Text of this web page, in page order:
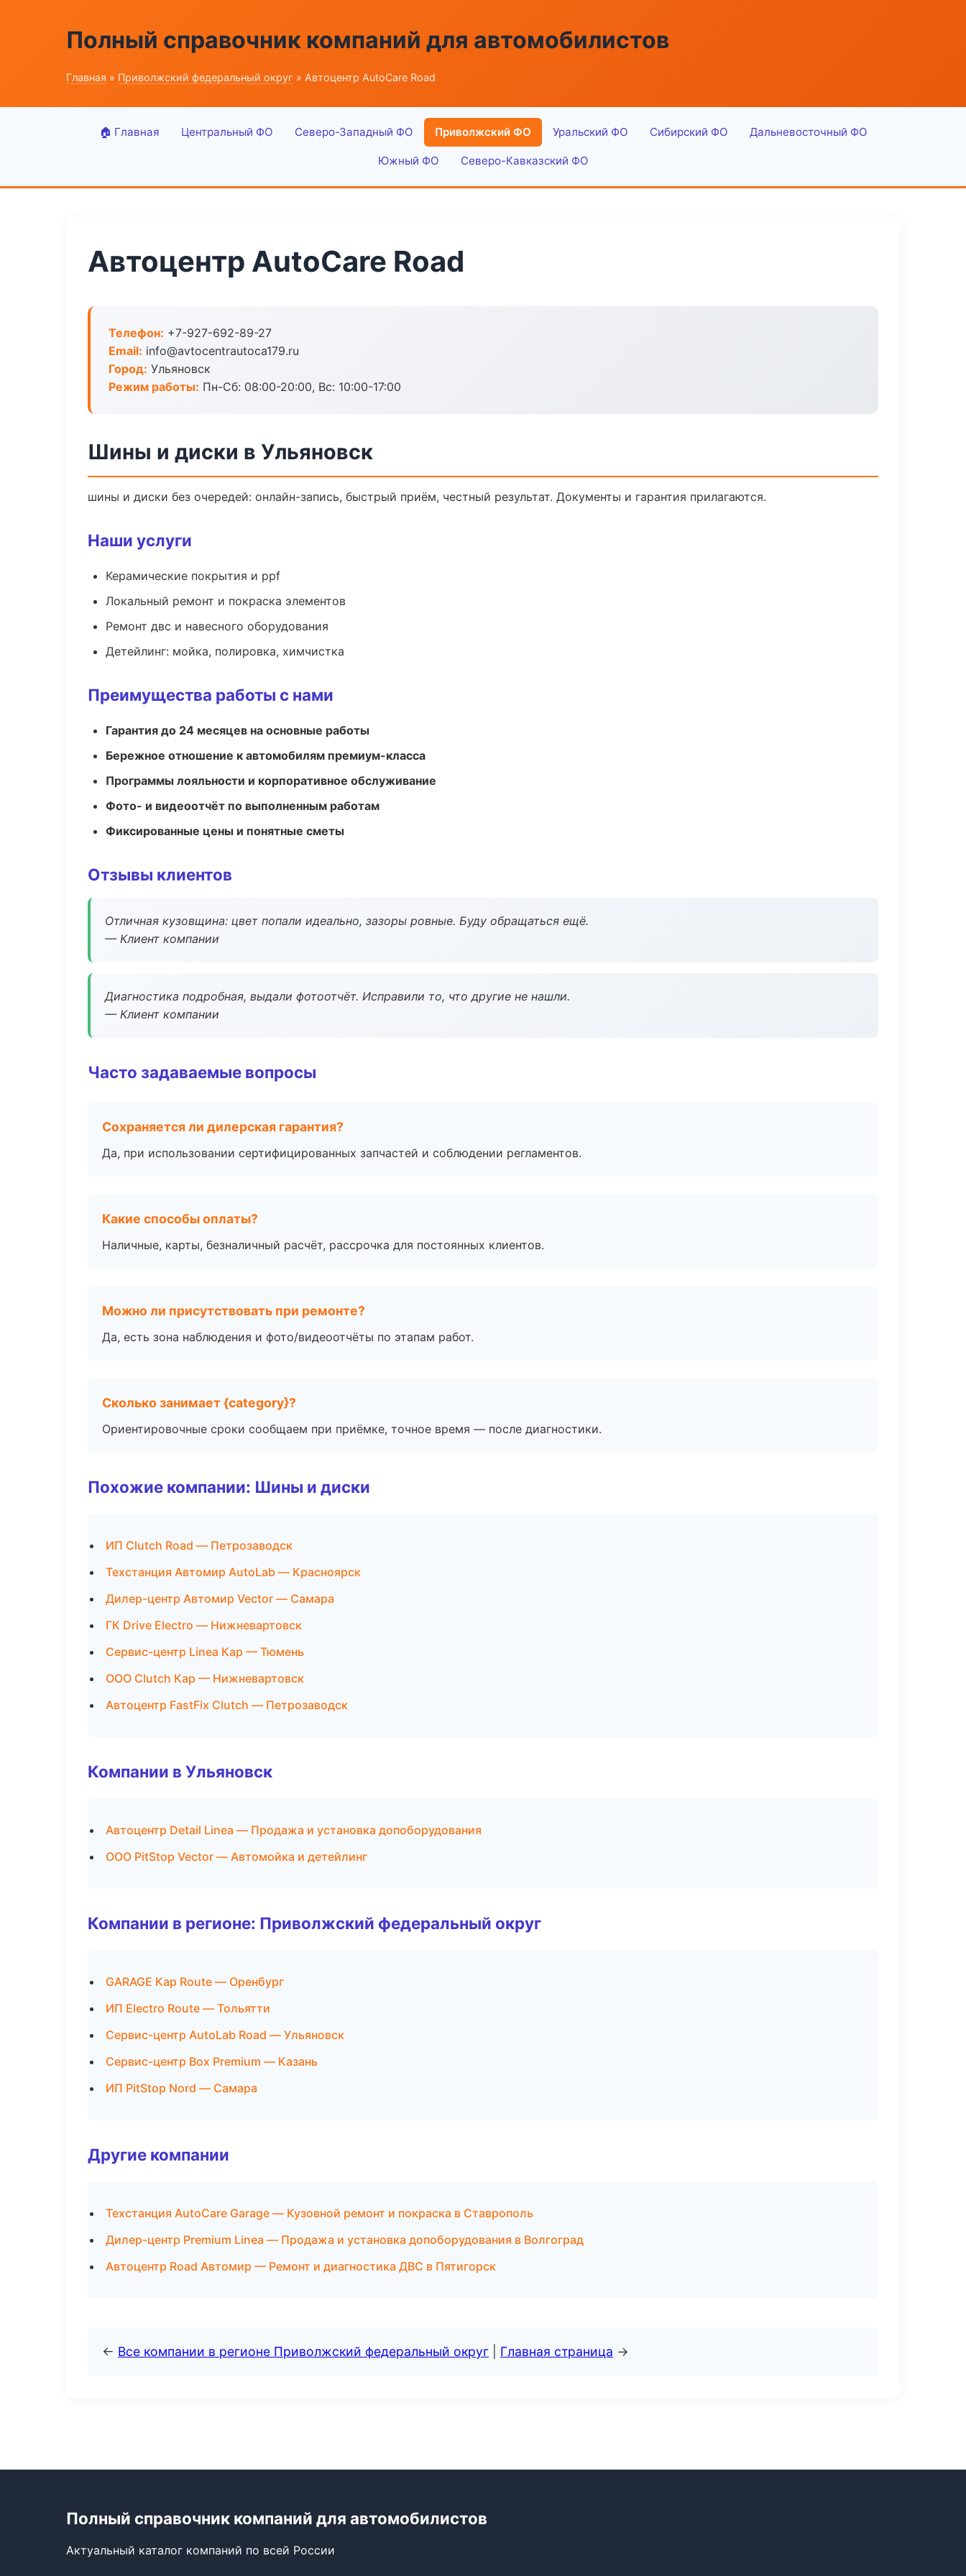
Полный справочник компаний для автомобилистов
Главная » Приволжский федеральный округ » Автоцентр AutoCare Road
🏠 Главная Центральный ФО Северо-Западный ФО Приволжский ФО Уральский ФО Сибирский ФО Дальневосточный ФО
Южный ФО Северо-Кавказский ФО
Автоцентр AutoCare Road
Телефон: +7-927-692-89-27
Email: info@avtocentrautoca179.ru
Город: Ульяновск
Режим работы: Пн-Сб: 08:00-20:00, Вс: 10:00-17:00
Шины и диски в Ульяновск
шины и диски без очередей: онлайн-запись, быстрый приём, честный результат. Документы и гарантия прилагаются.
Наши услуги
Керамические покрытия и ppf
Локальный ремонт и покраска элементов
Ремонт двс и навесного оборудования
Детейлинг: мойка, полировка, химчистка
Преимущества работы с нами
Гарантия до 24 месяцев на основные работы
Бережное отношение к автомобилям премиум-класса
Программы лояльности и корпоративное обслуживание
Фото- и видеоотчёт по выполненным работам
Фиксированные цены и понятные сметы
Отзывы клиентов
Отличная кузовщина: цвет попали идеально, зазоры ровные. Буду обращаться ещё.
— Клиент компании
Диагностика подробная, выдали фотоотчёт. Исправили то, что другие не нашли.
— Клиент компании
Часто задаваемые вопросы
Сохраняется ли дилерская гарантия?
Да, при использовании сертифицированных запчастей и соблюдении регламентов.
Какие способы оплаты?
Наличные, карты, безналичный расчёт, рассрочка для постоянных клиентов.
Можно ли присутствовать при ремонте?
Да, есть зона наблюдения и фото/видеоотчёты по этапам работ.
Сколько занимает {category}?
Ориентировочные сроки сообщаем при приёмке, точное время — после диагностики.
Похожие компании: Шины и диски
ИП Clutch Road — Петрозаводск
Техстанция Автомир AutoLab — Красноярск
Дилер-центр Автомир Vector — Самара
ГК Drive Electro — Нижневартовск
Сервис-центр Linea Кар — Тюмень
ООО Clutch Кар — Нижневартовск
Автоцентр FastFix Clutch — Петрозаводск
Компании в Ульяновск
Автоцентр Detail Linea — Продажа и установка допоборудования
ООО PitStop Vector — Автомойка и детейлинг
Компании в регионе: Приволжский федеральный округ
GARAGE Кар Route — Оренбург
ИП Electro Route — Тольятти
Сервис-центр AutoLab Road — Ульяновск
Сервис-центр Box Premium — Казань
ИП PitStop Nord — Самара
Другие компании
Техстанция AutoCare Garage — Кузовной ремонт и покраска в Ставрополь
Дилер-центр Premium Linea — Продажа и установка допоборудования в Волгоград
Автоцентр Road Автомир — Ремонт и диагностика ДВС в Пятигорск
← Все компании в регионе Приволжский федеральный округ Главная страница →
Полный справочник компаний для автомобилистов
Актуальный каталог компаний по всей России